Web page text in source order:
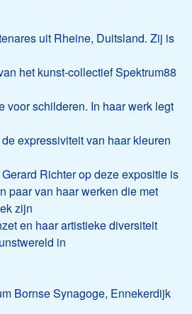
uit Rheine, Duitsland. Zij is
het kunst-collectief Spektrum88
voor schilderen. In haar werk legt
expressiviteit van haar kleuren
Richter op deze expositie is
paar van haar werken die met
zijn
en haar artistieke diversiteit
in
Bornse Synagoge, Ennekerdijk